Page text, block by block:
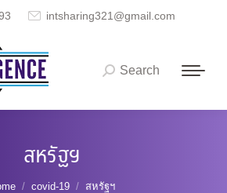
intsharing321@gmail.com
Search:
Search
สหรัฐฯ
are here:
covid-19 สหรัฐฯ